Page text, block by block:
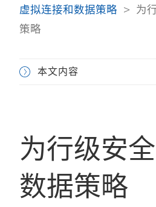
虚拟连接和数据策略
为
策略
本文内容
为行级安
数据策略